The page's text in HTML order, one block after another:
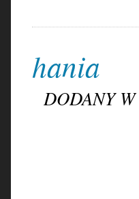
hania
DODANY W